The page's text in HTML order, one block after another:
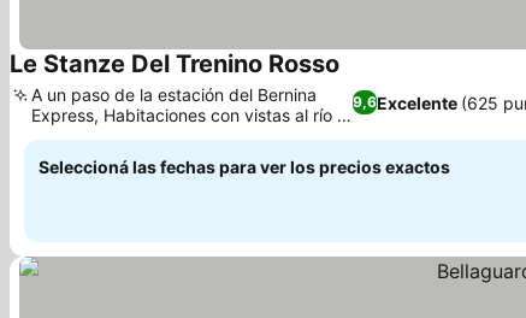
Le Stanze Del Trenino Rosso
9,6Excelente (625
A un paso de la estación del Bernina
Express, Habitaciones con vistas al río o
a la ciudad
Seleccioná las fechas para ver los precios exactos